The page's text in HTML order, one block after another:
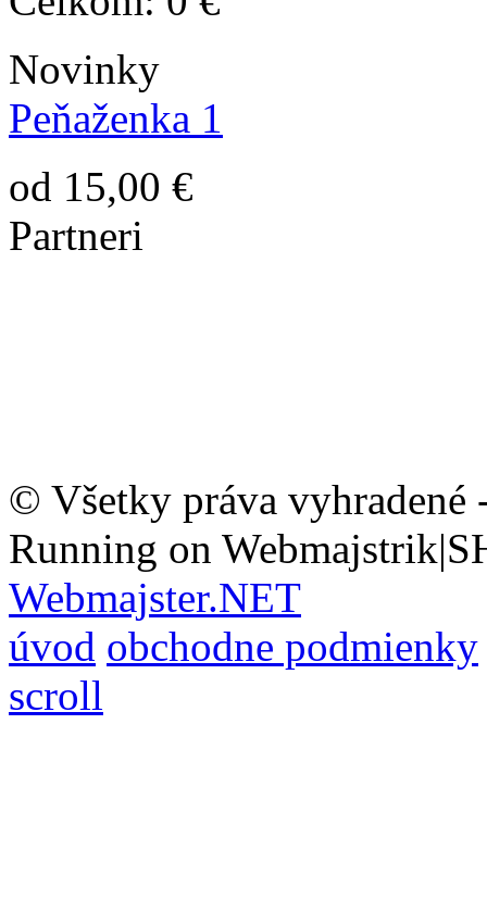
Novinky
Peňaženka 1
od 15,00 €
Partneri
© Všetky práva vyhradené
Running on
Webmajster.NET
úvod obchodne podmienky
scroll